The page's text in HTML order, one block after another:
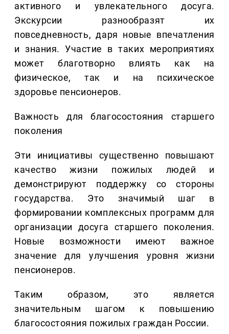
активного и увлекательного досуга.
Экскурсии разнообразят их
повседневность, даря новые впечатления
и знания. Участие в таких мероприятиях
может благотворно влиять как на
физическое, так и на психическое
здоровье пенсионеров.
Важность для благосостояния старшего
поколения
Эти инициативы существенно повышают
качество жизни пожилых людей и
демонстрируют поддержку со стороны
государства. Это значимый шаг в
формировании комплексных программ для
организации досуга старшего поколения.
Новые возможности имеют важное
значение для улучшения уровня жизни
пенсионеров.
Таким образом, это является
значительным шагом к повышению
благосостояния пожилых граждан России.